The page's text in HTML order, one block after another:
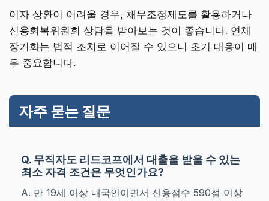
이자 상환이 어려울 경우, 채무조정제도를 활용하거나
신용회복위원회 상담을 받아보는 것이 좋습니다. 연체
장기화는 법적 조치로 이어질 수 있으니 초기 대응이 매
우 중요합니다.
자주 묻는 질문
Q. 무직자도 리드코프에서 대출을 받을 수 있는
최소 자격 조건은 무엇인가요?
A. 만 19세 이상 내국인이면서 신용점수 590점 이상